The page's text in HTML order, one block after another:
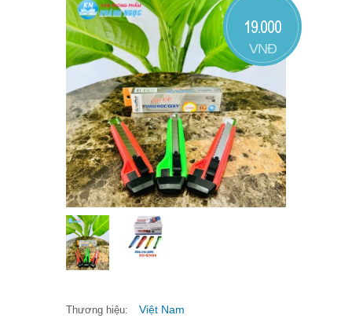
19.000
VNĐ
Thương hiệu: Việt Nam